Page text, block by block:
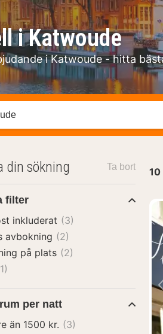
i Katwoude
i Katwoude - hitta
hotell, område eller stad
10
din sökning Ta bort
filter
inkluderat (3)
avbokning (2)
på plats (2)
per natt
Mindre än 1500 kr. (3)